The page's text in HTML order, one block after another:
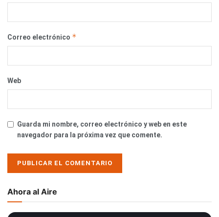
Correo electrónico *
Web
Guarda mi nombre, correo electrónico y web en este
navegador para la próxima vez que comente.
Ahora al Aire